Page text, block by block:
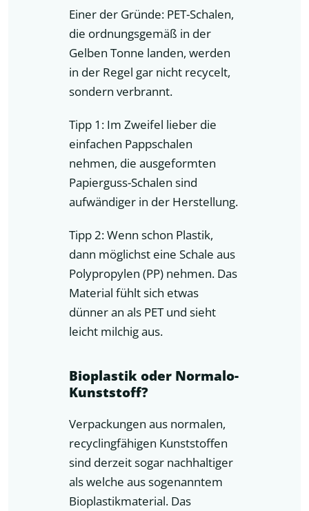
Einer der Gründe: PET-Schalen,
die ordnungsgemäß in der
Gelben Tonne landen, werden
in der Regel gar nicht recycelt,
sondern verbrannt.
Tipp 1: Im Zweifel lieber die
einfachen Pappschalen
nehmen, die ausgeformten
Papierguss-Schalen sind
aufwändiger in der Herstellung.
Tipp 2: Wenn schon Plastik,
dann möglichst eine Schale aus
Polypropylen (PP) nehmen. Das
Material fühlt sich etwas
dünner an als PET und sieht
leicht milchig aus.
Bioplastik oder Normalo-
Kunststoff?
Verpackungen aus normalen,
recyclingfähigen Kunststoffen
sind derzeit sogar nachhaltiger
als welche aus sogenanntem
Bioplastikmaterial. Das